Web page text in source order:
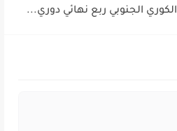
الكوري الجنوبي ربع نهائي دوري...